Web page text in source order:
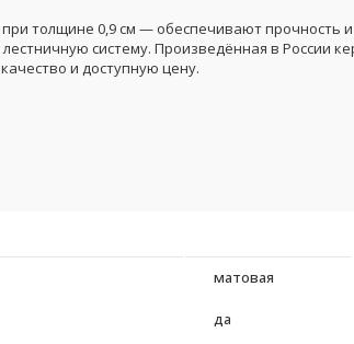
толщине 0,9 см — обеспечивают прочность и
систему. Произведённая в России
и доступную цену.
матовая
да